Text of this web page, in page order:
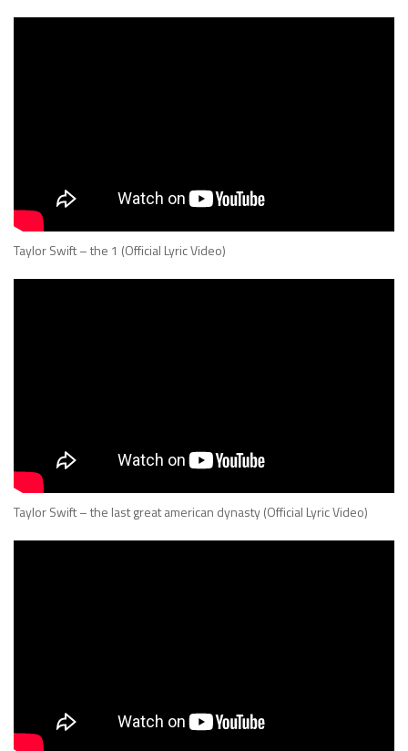
Taylor Swift – the 1 (Official Lyric Video)
Taylor Swift – the last great american dynasty (Official Lyric Video)